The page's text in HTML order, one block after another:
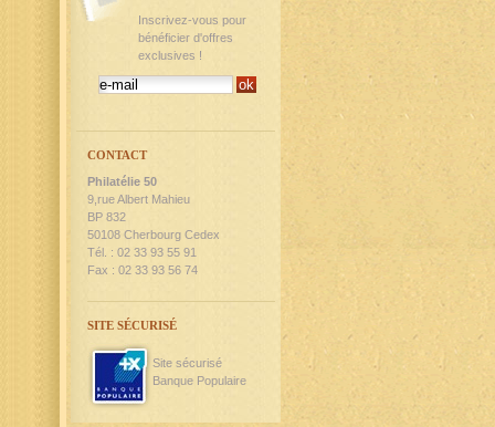
Inscrivez-vous pour
bénéficier d'offres
exclusives !
CONTACT
Philatélie 50
9,rue Albert Mahieu
BP 832
50108 Cherbourg Cedex
Tél. : 02 33 93 55 91
Fax : 02 33 93 56 74
SITE SÉCURISÉ
Site sécurisé
Banque Populaire